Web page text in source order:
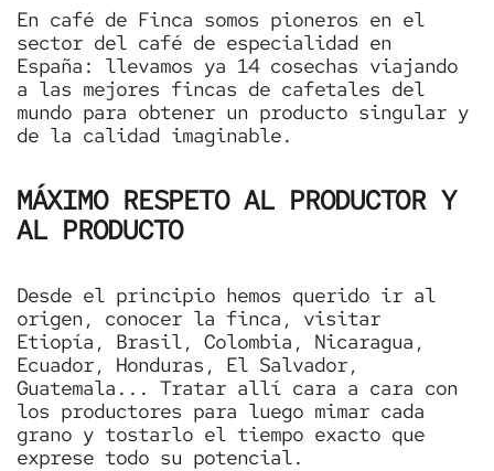
En café de Finca somos pioneros en el
sector del café de especialidad en
España: llevamos ya 14 cosechas viajando
a las mejores fincas de cafetales del
mundo para obtener un producto singular y
de la calidad imaginable.
MÁXIMO RESPETO AL PRODUCTOR Y
AL PRODUCTO
Desde el principio hemos querido ir al
origen, conocer la finca, visitar
Etiopía, Brasil, Colombia, Nicaragua,
Ecuador, Honduras, El Salvador,
Guatemala... Tratar allí cara a cara con
los productores para luego mimar cada
grano y tostarlo el tiempo exacto que
exprese todo su potencial.